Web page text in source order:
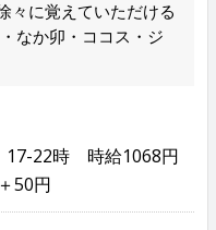
々に覚えていただける
なか卯・ココス・ジ
17-22時 時給1068円
50円